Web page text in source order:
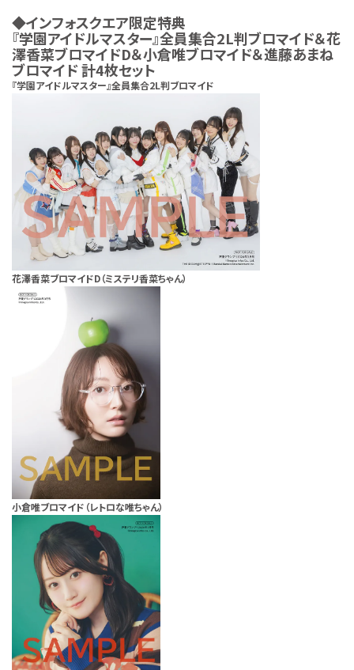
◆インフォスクエア限定特典
『学園アイドルマスター』全員集合2L判ブロマイド＆花
澤香菜ブロマイドD＆小倉唯ブロマイド＆進藤あまね
ブロマイド 計4枚セット
『学園アイドルマスター』全員集合2L判ブロマイド
花澤香菜ブロマイドD（ミステリ香菜ちゃん）
小倉唯ブロマイド（レトロな唯ちゃん）